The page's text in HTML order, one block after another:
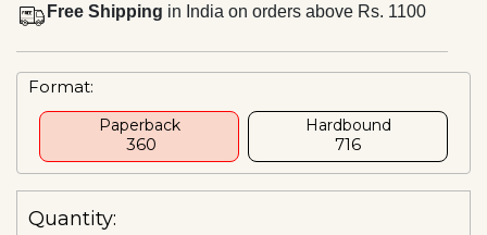
Free Shipping in India on orders above Rs. 1100
Format:
Paperback
₹ 360
Hardbound
₹716
Quantity: